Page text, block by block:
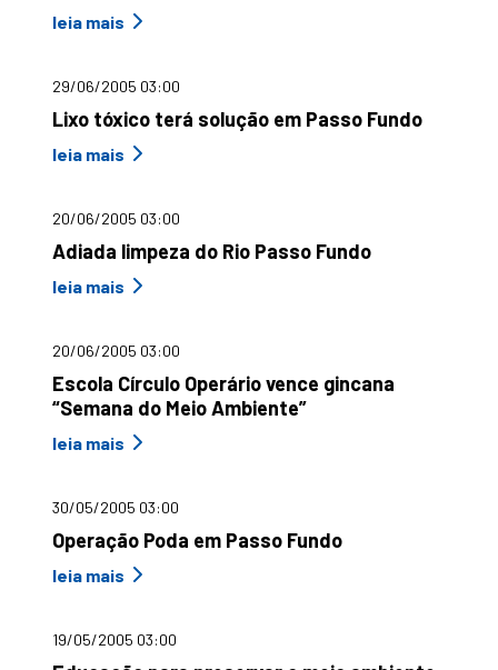
leia mais
29/06/2005 03:00
Lixo tóxico terá solução em Passo Fundo
leia mais
20/06/2005 03:00
Adiada limpeza do Rio Passo Fundo
leia mais
20/06/2005 03:00
Escola Círculo Operário vence gincana
“Semana do Meio Ambiente”
leia mais
30/05/2005 03:00
Operação Poda em Passo Fundo
leia mais
19/05/2005 03:00